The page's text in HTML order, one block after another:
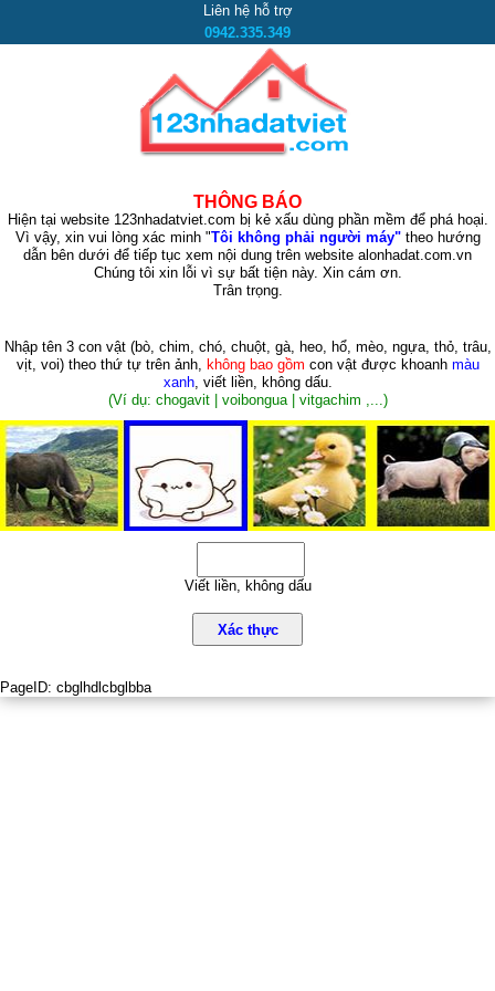
Liên hệ hỗ trợ
0942.335.349
THÔNG BÁO
Hiện tại website 123nhadatviet.com bị kẻ xấu dùng phần mềm để phá hoại.
Vì vậy, xin vui lòng xác minh "Tôi không phải người máy"theo hướng
dẫn bên dưới để tiếp tục xem nội dung trên website alonhadat.com.vn
Chúng tôi xin lỗi vì sự bất tiện này. Xin cám ơn.
Trân trọng.
Nhập tên 3 con vật (bò, chim, chó, chuột, gà, heo, hổ, mèo, ngựa, thỏ, trâu,
vịt, voi)theo thứ tự trên ảnh, không bao gồm con vật được khoanh màu
xanh, viết liền, không dấu.
(Ví dụ: chogavit | voibongua | vitgachim ,...)
Viết liền, không dấu
Xác thực
PageID: cbglhdlcbglbba